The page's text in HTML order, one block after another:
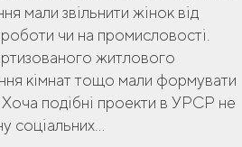
мали звільнити жінок від
чи на промисловості.
житлового
кімнат тощо мали формувати
Хоча подібні проекти в УРСР не
соціальних...